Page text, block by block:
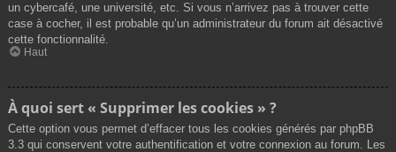
un cybercafé, une université, etc. Si vous n’arrivez pas à trouver cette
case à cocher, il est probable qu’un administrateur du forum ait désactivé
cette fonctionnalité.
Haut
À quoi sert « Supprimer les cookies » ?
Cette option vous permet d’effacer tous les cookies générés par phpBB
3.3 qui conservent votre authentification et votre connexion au forum. Les